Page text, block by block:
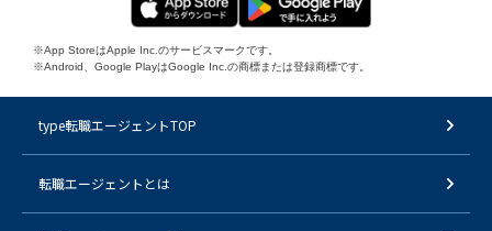
※App StoreはApple Inc.のサービスマークです。
※Android、Google PlayはGoogle Inc.の商標または登録商標です。
type転職エージェントTOP
転職エージェントとは